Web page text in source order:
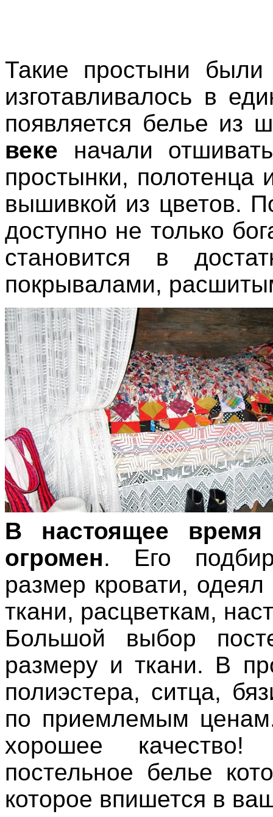
Такие простыни
изготавливалось в
появляется белье из
веке начали
простынки, полотенца
вышивкой из цветов.
доступно не только
становится в
покрывалами,
В настоящее время
огромен. Его
размер кровати,
ткани, расцветкам,
Большой выбор
размеру и ткани. В
полиэстера, ситца,
по приемлемым
хорошее
постельное белье
которое впишется в